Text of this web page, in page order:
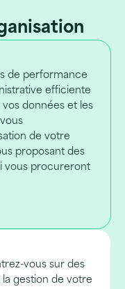
de performance
efficiente
données et les
de votre
proposant des
vous procureront
vous sur des
gestion de votre